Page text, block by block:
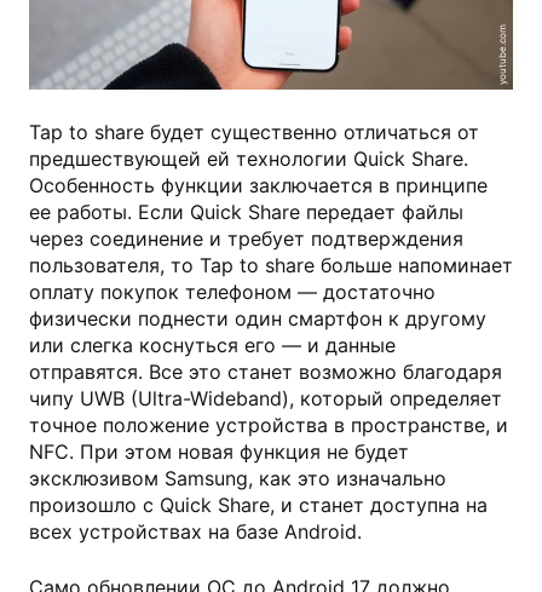
youtube.com
Tap to share будет существенно отличаться от
предшествующей ей технологии Quick Share.
Особенность функции заключается в принципе
ее работы. Если Quick Share передает файлы
через соединение и требует подтверждения
пользователя, то Tap to share больше напоминает
оплату покупок телефоном — достаточно
физически поднести один смартфон к другому
или слегка коснуться его — и данные
отправятся. Все это станет возможно благодаря
чипу UWB (Ultra-Wideband), который определяет
точное положение устройства в пространстве, и
NFC. При этом новая функция не будет
эксклюзивом Samsung, как это изначально
произошло с Quick Share, и станет доступна на
всех устройствах на базе Android.